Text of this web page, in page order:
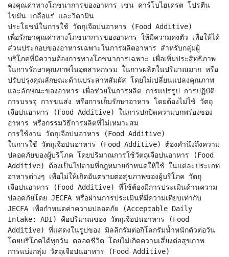
คงคุณค่าทางโภชนาการของอาหาร เช่น คาร์โบไฮเดรต โปรตีน
ไขมัน เกลือแร่ และวิตามิน
ประโยชน์ในการใช้ วัตถุเจือปนอาหาร (Food Additive)
เพื่อรักษาคุณค่าทางโภชนาการของอาหาร ให้มีความคงตัว เพื่อให้ได้
ส่วนประกอบของอาหารเฉพาะในการผลิตอาหาร สำหรับกลุ่มผู้
บริโภคที่มีความต้องการทางโภชนาการเฉพาะ เพื่อเพิ่มประสิทธิภาพ
ในการรักษาคุณภาพในอุตสาหกรรม ในการผลิตในปริมาณมาก หรือ
ปรับปรุงคุณลักษณะด้านประสาทสัมผัส โดยไม่เปลี่ยนแปลงคุณภาพ
และลักษณะของอาหาร เพื่อช่วยในการผลิต การแปรรูป การปฏิบัติ
การบรรจุ การขนส่ง หรือการเก็บรักษาอาหาร โดยต้องไม่ใช้ วัตถุ
เจือปนอาหาร (Food Additive) ในการปกปิดความบกพร่องของ
อาหาร หรือกรรมวิธีการผลิตที่ไม่เหมาะสม
การใช้งาน วัตถุเจือปนอาหาร (Food Additive)
ในการใช้ วัตถุเจือปนอาหาร (Food Additive) ต้องคำนึงถึงความ
ปลอดภัยของผู้บริโภค โดยปริมาณการใช้วัตถุเจือปนอาหาร (Food
Additive) ต้องเป็นไปตามที่กฎหมายกำหนดให้ใช้ ในแต่ละประเภท
อาหารต่างๆ เพื่อไม่ให้เกิดอันตรายต่อสุขภาพของผู้บริโภค วัตถุ
เจือปนอาหาร (Food Additive) ที่ใช้ต้องมีการประเมินด้านความ
ปลอดภัยโดย JECFA หรือผ่านการประเมินที่มีความเทียบเท่ากับ
JECFA เพื่อกำหนดค่าความปลอดภัย (Acceptable Daily
Intake: ADI) คือปริมาณของ วัตถุเจือปนอาหาร (Food
Additive) ที่แสดงในรูปของ มิลลิกรัมต่อกิโลกรัมน้ำหนักตัวต่อวัน
โดยบริโภคได้ทุกวัน ตลอดชีวิต โดยไม่เกิดความเสี่ยงต่อสุขภาพ
การแบ่งกลุ่ม วัตถุเจือปนอาหาร (Food Additive)